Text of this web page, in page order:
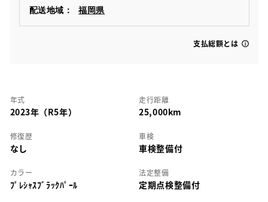
配送地域： 福岡県
支払総額とは
年式
2023年（R5年）
走行距離
25,000km
修復歴
なし
車検
車検整備付
カラー
ﾌﾟﾚｼｬｽﾌﾞﾗｯｸﾊﾟｰﾙ
法定整備
定期点検整備付